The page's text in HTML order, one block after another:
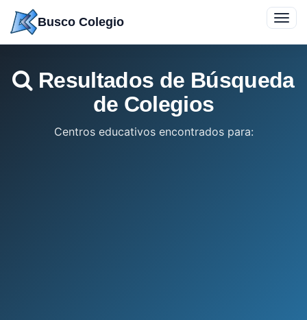
contenido
Busco Colegio
Resultados de Búsqueda
de Colegios
Centros educativos encontrados para: